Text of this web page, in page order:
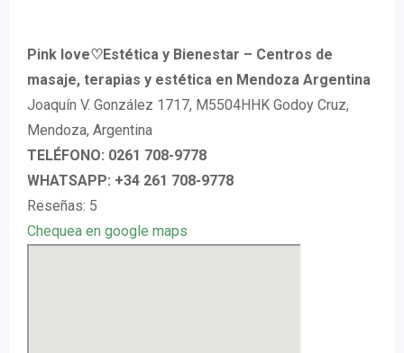
Pink love♡Estética y Bienestar – Centros de
masaje, terapias y estética en Mendoza Argentina
Joaquín V. González 1717, M5504HHK Godoy Cruz,
Mendoza, Argentina
TELÉFONO: 0261 708-9778
WHATSAPP: +34 261 708-9778
Reseñas: 5
Chequea en google maps